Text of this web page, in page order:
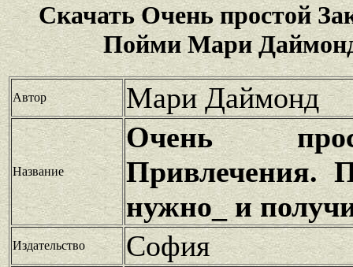
Скачать Очень простой
Пойми Мари Даймонд
Автор Мари Даймонд
Название
Очень
Привлечения.
нужно_ и
Издательство София